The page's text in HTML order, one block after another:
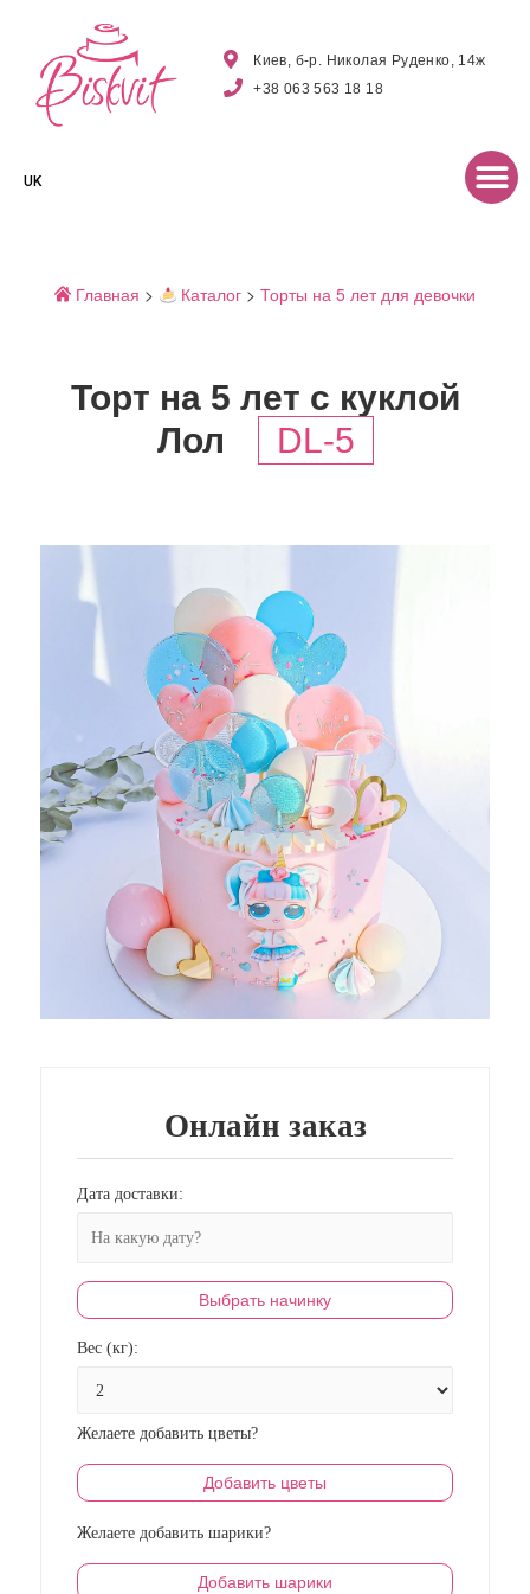
Киев, б-р. Николая Руденко, 14ж
+38 063 563 18 18
UK
Главная > Каталог >Торты на 5 лет для девочки
Торт на 5 лет с куклой
Лол
DL-5
Онлайн заказ
Дата доставки:
Выбрать начинку
Вес (кг):
Желаете добавить цветы?
Добавить цветы
Желаете добавить шарики?
Добавить шарики